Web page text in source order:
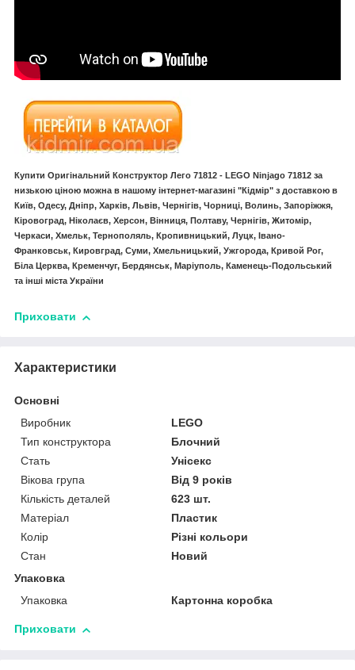
Купити Оригінальний Конструктор Лего 71812 - LEGO Ninjago 71812 за
низькою ціною можна в нашому інтернет-магазині "Кідмір" з доставкою в
Київ, Одесу, Дніпр, Харків, Львів, Чернігів, Чорниці, Волинь, Запоріжжя,
Кіровоград, Ніколаєв, Херсон, Вінниця, Полтаву, Чернігів, Житомір,
Черкаси, Хмельк, Тернополяль, Кропивницький, Луцк, Івано-
Франковськ, Кировград, Суми, Хмельницький, Ужгорода, Кривой Рог,
Біла Церква, Кременчуг, Бердянськ, Маріуполь, Каменець-Подольський
та інші міста України
Приховати
Характеристики
Основні
Виробник
LEGO
Тип конструктора
Блочний
Стать
Унісекс
Вікова група
Від 9 років
Кількість деталей
623 шт.
Матеріал
Пластик
Колір
Різні кольори
Стан
Новий
Упаковка
Упаковка
Картонна коробка
Приховати